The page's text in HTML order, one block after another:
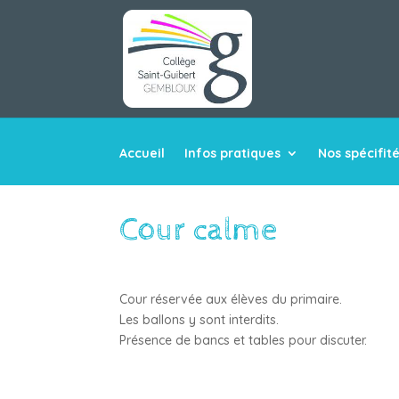
Accueil Infos pratiques Nos
Cour calme
Cour réservée aux élèves du primaire.
Les ballons y sont interdits.
Présence de bancs et tables pour discuter.